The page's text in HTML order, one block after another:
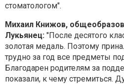
стоматологом".
Михаил Книжов,
Лукьянец: "После десятого
золотая медаль. Поэтому
трудно за год все предметы
Благодарен родителям за
показали, к чему стремиться.